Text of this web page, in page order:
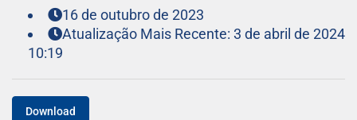
16 de outubro de 2023
Atualização Mais Recente: 3 de abril de 2024
10:19
Download